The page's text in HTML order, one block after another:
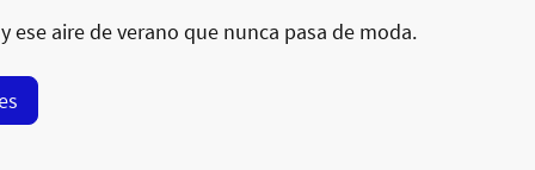
ese aire de verano que nunca pasa de moda.